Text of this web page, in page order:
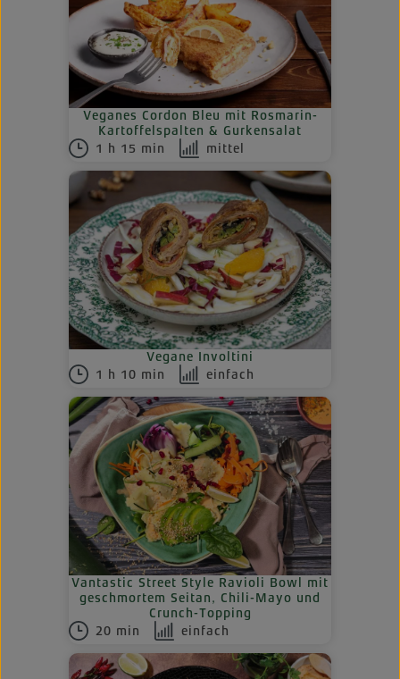
Veganes Cordon Bleu mit Rosmarin-
Kartoffelspalten & Gurkensalat
1 h 15 min
mittel
Vegane Involtini
1 h 10 min
einfach
Vantastic Street Style Ravioli Bowl mit
geschmortem Seitan, Chili-Mayo und
Crunch-Topping
20 min
einfach